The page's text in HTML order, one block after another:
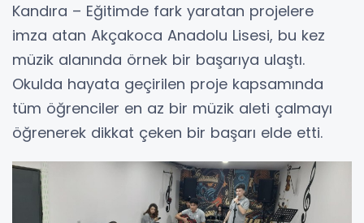
Kandıra – Eğitimde fark yaratan projelere
imza atan Akçakoca Anadolu Lisesi, bu kez
müzik alanında örnek bir başarıya ulaştı.
Okulda hayata geçirilen proje kapsamında
tüm öğrenciler en az bir müzik aleti çalmayı
öğrenerek dikkat çeken bir başarı elde etti.